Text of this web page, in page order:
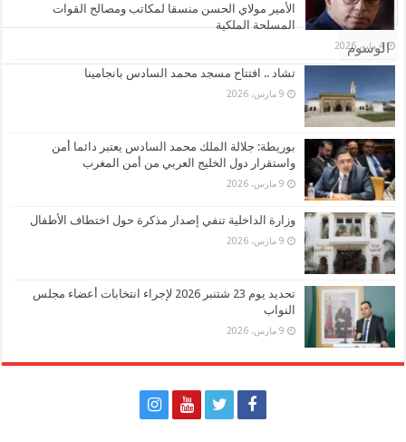
تعليقات
الوسوم
الأمير مولاي الحسن منسقا لمكاتب ومصالح القوات
المسلحة الملكية
4 مايو، 2026
تشاد .. افتتاح مسجد محمد السادس بانجامينا
9 مارس، 2026
بوريطة: جلالة الملك محمد السادس يعتبر دائما أمن
واستقرار دول الخليج العربي من أمن المغرب
9 مارس، 2026
وزارة الداخلية تنفي إصدار مذكرة حول اختطاف الأطفال
9 مارس، 2026
تحديد يوم 23 شتنبر 2026 لإجراء انتخابات أعضاء مجلس
النواب
9 مارس، 2026